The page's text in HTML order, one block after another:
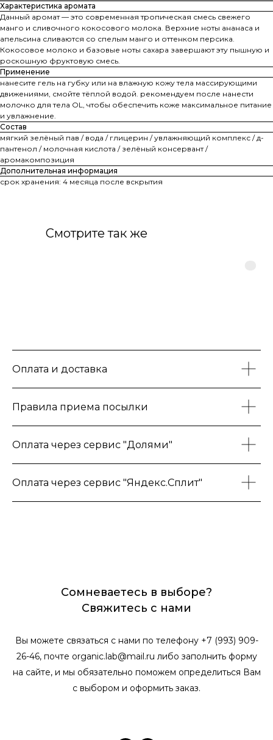
Характеристика аромата
Данный аромат — это современная тропическая смесь свежего
манго и сливочного кокосового молока. Верхние ноты ананаса и
апельсина сливаются со спелым манго и оттенком персика.
Кокосовое молоко и базовые ноты сахара завершают эту пышную и
роскошную фруктовую смесь.
Применение
нанесите гель на губку или на влажную кожу тела массирующими
движениями, смойте тёплой водой. рекомендуем после нанести
молочко для тела OL, чтобы обеспечить коже максимальное питание
и увлажнение.
Состав
мягкий зелёный пав / вода / глицерин / увлажняющий комплекс / д-
пантенол / молочная кислота / зелёный консервант /
аромакомпозиция
Дополнительная информация
срок хранения: 4 месяца после вскрытия
Смотрите так же
Оплата и доставка
Правила приема посылки
Оплата через сервис "Долями"
Оплата через сервис "Яндекс.Сплит"
Сомневаетесь в выборе?
Свяжитесь с нами
Вы можете связаться с нами по телефону +7 (993) 909-
26-46, почте organic.lab@mail.ru либо заполнить форму
на сайте, и мы обязательно поможем определиться Вам
с выбором и оформить заказ.